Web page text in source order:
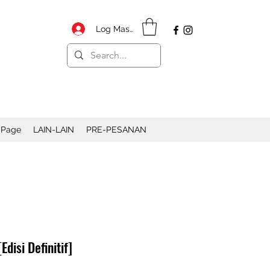
Log Masuk
LAIN-LAIN PRE-PESANAN
Definitif]